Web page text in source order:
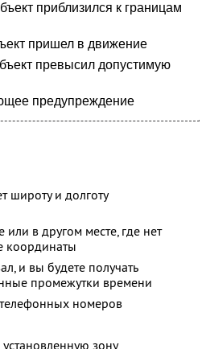
приблизился к границам
пришел в движение
превысил допустимую
предупреждение
широту и долготу
в другом месте, где нет
координаты
и вы будете получать
промежутки времени
номеров
установленную зону